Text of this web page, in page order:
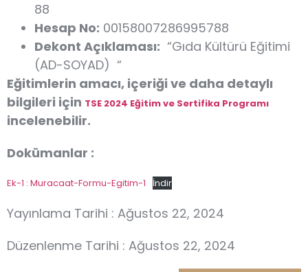
88
Hesap No: 00158007286995788
Dekont Açıklaması: “Gıda Kültürü Eğitimi
(AD-SOYAD) “
Eğitimlerin amacı, içeriği ve daha detaylı
bilgileri için TSE 2024 Eğitim ve Sertifika Programı
incelenebilir.
Dokümanlar :
Ek-1 : Muracaat-Formu-Egitim-1 İndir
Yayınlama Tarihi : Ağustos 22, 2024
Düzenlenme Tarihi : Ağustos 22, 2024